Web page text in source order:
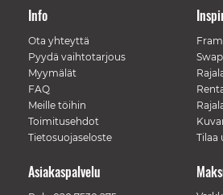
Info
Ota yhteyttä
Pyydä vaihtotarjous
Myymälät
FAQ
Meille töihin
Toimitusehdot
Tietosuojaseloste
Tilaa
Asiakaspalvelu